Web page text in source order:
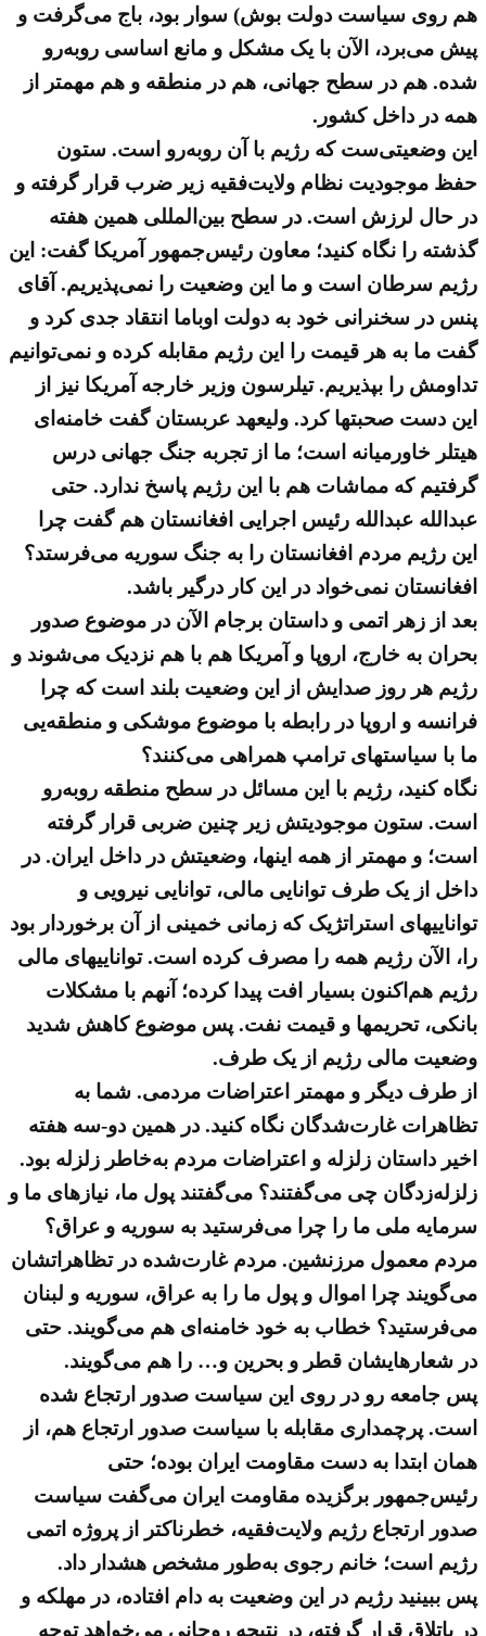
هم روی سیاست دولت بوش) سوار بود، باج می‌گرفت و
پیش می‌برد، الآن با یک مشکل و مانع اساسی روبه‌رو
شده. هم در سطح جهانی، هم در منطقه و هم مهمتر از
همه در داخل کشور.
این وضعیتی‌ست که رژیم با آن روبه‌رو است. ستون
حفظ موجودیت نظام ولایت‌فقیه زیر ضرب قرار گرفته و
در حال لرزش است. در سطح بین‌المللی همین هفته
گذشته را نگاه کنید؛ معاون رئیس‌جمهور آمریکا گفت: این
رژیم سرطان است و ما این وضعیت را نمی‌پذیریم. آقای
پنس در سخنرانی خود به دولت اوباما انتقاد جدی کرد و
گفت ما به هر قیمت را این رژیم مقابله کرده و نمی‌توانیم
تداومش را بپذیریم. تیلرسون وزیر خارجه آمریکا نیز از
این دست صحبتها کرد. ولیعهد عربستان گفت خامنه‌ای
هیتلر خاورمیانه است؛ ما از تجربه جنگ جهانی درس
گرفتیم که مماشات هم با این رژیم پاسخ ندارد. حتی
عبدالله عبدالله رئیس اجرایی افغانستان هم گفت چرا
این رژیم مردم افغانستان را به جنگ سوریه می‌فرستد؟
افغانستان نمی‌خواد در این کار درگیر باشد.
بعد از زهر اتمی و داستان برجام الآن در موضوع صدور
بحران به خارج، اروپا و آمریکا هم با هم نزدیک می‌شوند و
رژیم هر روز صدایش از این وضعیت بلند است که چرا
فرانسه و اروپا در رابطه با موضوع موشکی و منطقه‌یی
ما با سیاستهای ترامپ همراهی می‌کنند؟
نگاه کنید، رژیم با این مسائل در سطح منطقه روبه‌رو
است. ستون موجودیتش زیر چنین ضربی قرار گرفته
است؛ و مهمتر از همه اینها، وضعیتش در داخل ایران. در
داخل از یک طرف توانایی مالی، توانایی نیرویی و
تواناییهای استراتژیک که زمانی خمینی از آن برخوردار بود
را، الآن رژیم همه را مصرف کرده است. تواناییهای مالی
رژیم هم‌اکنون بسیار افت پیدا کرده؛ آنهم با مشکلات
بانکی، تحریمها و قیمت نفت. پس موضوع کاهش شدید
وضعیت مالی رژیم از یک طرف.
از طرف دیگر و مهمتر اعتراضات مردمی. شما به
تظاهرات غارت‌شدگان نگاه کنید. در همین دو-سه هفته
اخیر داستان زلزله و اعتراضات مردم به‌خاطر زلزله بود.
زلزله‌زدگان چی می‌گفتند؟ می‌گفتند پول ما، نیازهای ما و
سرمایه ملی ما را چرا می‌فرستید به سوریه و عراق؟
مردم معمول مرزنشین. مردم غارت‌شده در تظاهراتشان
می‌گویند چرا اموال و پول ما را به عراق، سوریه و لبنان
می‌فرستید؟ خطاب به خود خامنه‌ای هم می‌گویند. حتی
در شعارهایشان قطر و بحرین و… را هم می‌گویند.
پس جامعه رو در روی این سیاست صدور ارتجاع شده
است. پرچمداری مقابله با سیاست صدور ارتجاع هم، از
همان ابتدا به دست مقاومت ایران بوده؛ حتی
رئیس‌جمهور برگزیده مقاومت ایران می‌گفت سیاست
صدور ارتجاع رژیم ولایت‌فقیه، خطرناکتر از پروژه اتمی‌
رژیم است؛ خانم رجوی به‌طور مشخص هشدار داد.
پس ببینید رژیم در این وضعیت به دام افتاده، در مهلکه و
در باتلاق قرار گرفته، در نتیجه روحانی می‌خواهد توجه